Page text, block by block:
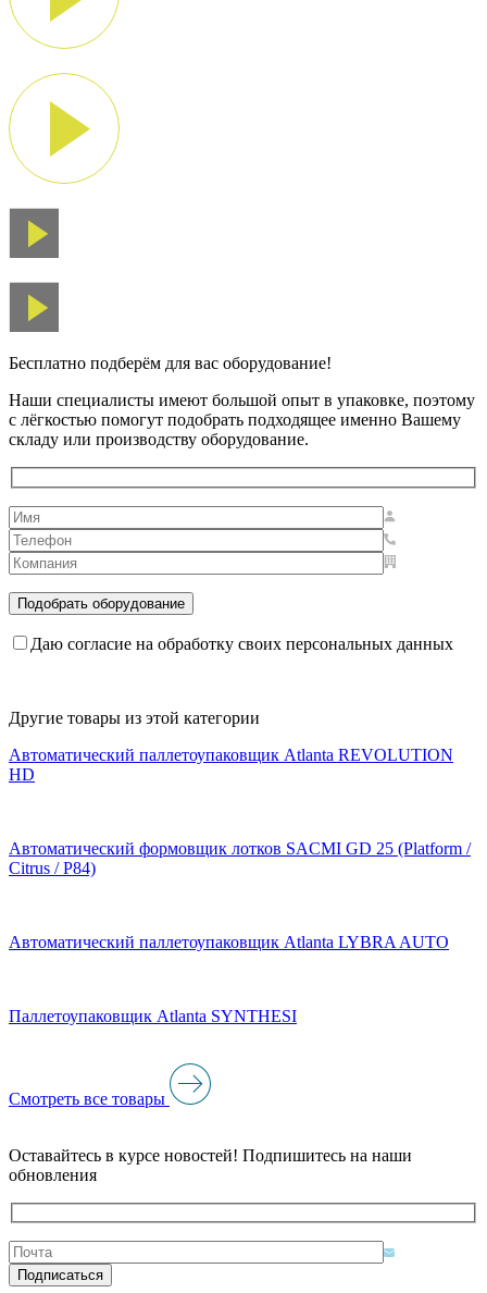
Бесплатно подберём для вас оборудование!
Наши специалисты имеют большой опыт в упаковке, поэтому
с лёгкостью помогут подобрать подходящее именно Вашему
складу или производству оборудование.
Даю согласие на обработку своих персональных данных
Другие товары из этой категории
Автоматический паллетоупаковщик Atlanta REVOLUTION
HD
Автоматический формовщик лотков SACMI GD 25 (Platform /
Citrus / P84)
Автоматический паллетоупаковщик Atlanta LYBRA AUTO
Паллетоупаковщик Atlanta SYNTHESI
Смотреть все товары
Оставайтесь в курсе новостей! Подпишитесь на наши
обновления